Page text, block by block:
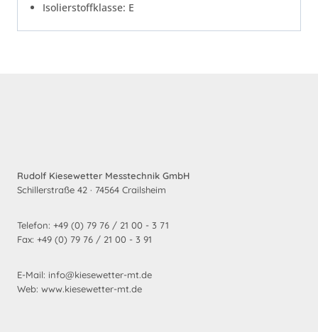
Isolierstoffklasse: E
Rudolf Kiesewetter Messtechnik GmbH
Schillerstraße 42 · 74564 Crailsheim
Telefon: +49 (0) 79 76 / 21 00 - 3 71
Fax: +49 (0) 79 76 / 21 00 - 3 91
E-Mail: info@kiesewetter-mt.de
Web: www.kiesewetter-mt.de